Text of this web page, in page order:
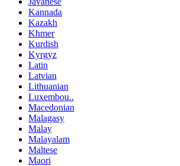
Kannada
Kazakh
Khmer
Kurdish
Kyrgyz
Latin
Latvian
Lithuanian
Luxembou..
Macedonian
Malagasy
Malay
Malayalam
Maltese
Maori